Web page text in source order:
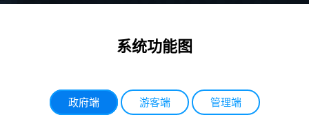
系统功能图
政府端 游客端 管理端